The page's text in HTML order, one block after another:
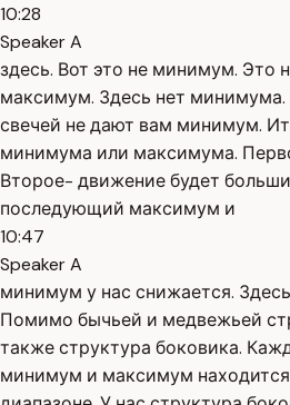
10:28
Speaker A
здесь. Вот это не минимум. Это
максимум. Здесь нет минимума.
свечей не дают вам минимум.
минимума или максимума.
Второе- движение будет
последующий максимум и
10:47
Speaker A
минимум у нас снижается.
Помимо бычьей и медвежьей
также структура боковика.
минимум и максимум